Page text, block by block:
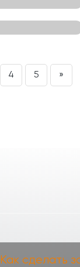
4 5 »
Как сделать